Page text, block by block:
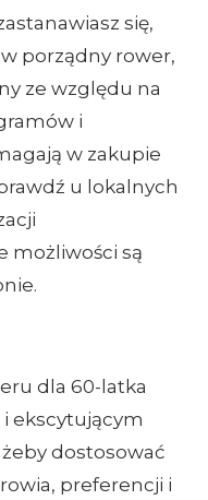
się,
porządny rower,
ze względu na
i
w zakupie
u lokalnych
możliwości są
dla 60-latka
ekscytującym
dostosować
preferencji i